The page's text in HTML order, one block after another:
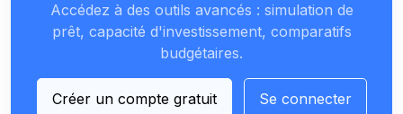
Accédez à des outils avancés : simulation de
prêt, capacité d'investissement, comparatifs
budgétaires.
Créer un compte gratuit Se connecter